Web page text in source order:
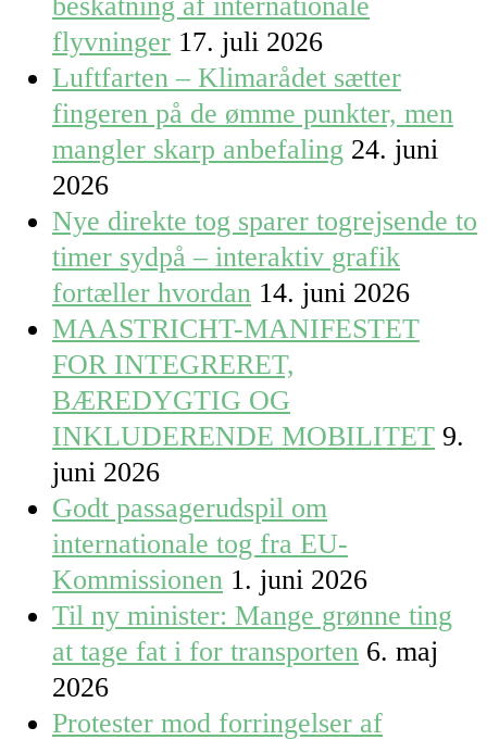
flyvninger 17. juli 2026
Luftfarten – Klimarådet sætter
fingeren på de ømme punkter, men
mangler skarp anbefaling 24. juni
2026
Nye direkte tog sparer togrejsende to
timer sydpå – interaktiv grafik
fortæller hvordan 14. juni 2026
MAASTRICHT-MANIFESTET
FOR INTEGRERET,
BÆREDYGTIG OG
INKLUDERENDE MOBILITET 9.
juni 2026
Godt passagerudspil om
internationale tog fra EU-
Kommissionen 1. juni 2026
Til ny minister: Mange grønne ting
at tage fat i for transporten 6. maj
2026
Protester mod forringelser af